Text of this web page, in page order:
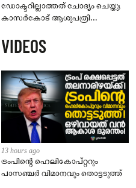
ഡോക്ടറില്ലാത്തത് ചോദ്യം ചെയ്തു;
കാസർകോട് ആശുപത്രി
നാട്ടുകാർക്കെതിരെ കേസ്
VIDEOS
13 hours ago
ട്രംപിന്റെ ഹെലികോപ്റ്ററും
പാസഞ്ചര്‍ വിമാനവും തൊട്ടടുത്ത്